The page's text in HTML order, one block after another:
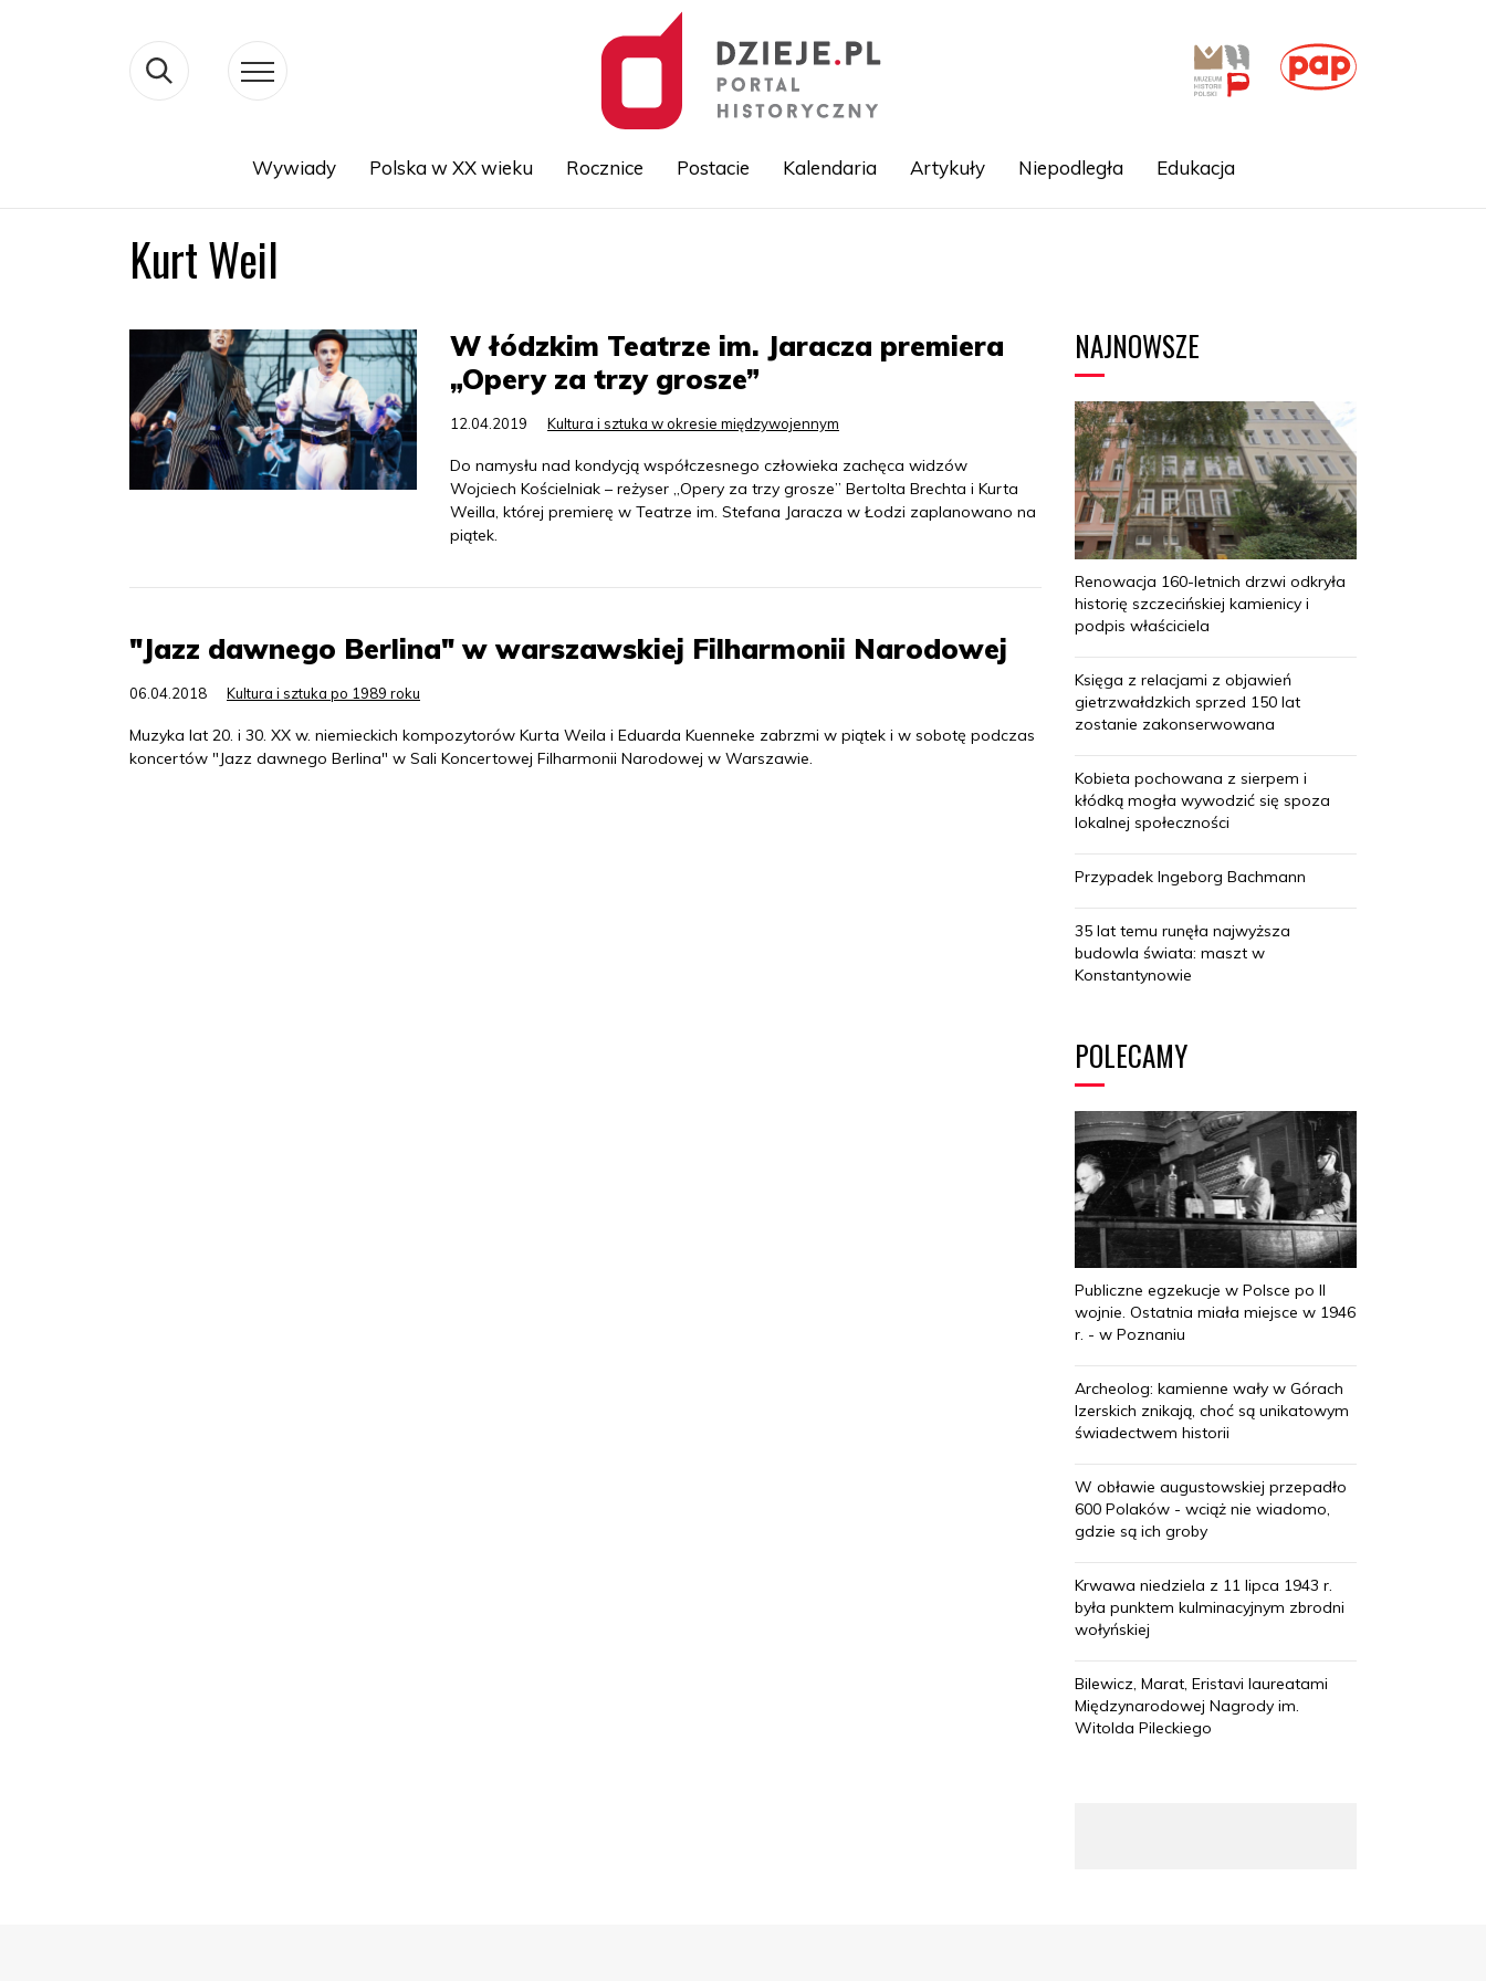
Wywiady Polska w XX wieku Rocznice Postacie Kalendaria Artykuły Niepodległa Edukacja
Kurt Weil
W łódzkim Teatrze im. Jaracza premiera
„Opery za trzy grosze”
12.04.2019 Kultura i sztuka w okresie międzywojennym
Do namysłu nad kondycją współczesnego człowieka zachęca widzów
Wojciech Kościelniak – reżyser „Opery za trzy grosze” Bertolta Brechta i Kurta
Weilla, której premierę w Teatrze im. Stefana Jaracza w Łodzi zaplanowano na
piątek.
"Jazz dawnego Berlina" w warszawskiej Filharmonii Narodowej
06.04.2018 Kultura i sztuka po 1989 roku
Muzyka lat 20. i 30. XX w. niemieckich kompozytorów Kurta Weila i Eduarda Kuenneke zabrzmi w piątek i w sobotę podczas
koncertów "Jazz dawnego Berlina" w Sali Koncertowej Filharmonii Narodowej w Warszawie.
NAJNOWSZE
Renowacja 160-letnich drzwi odkryła
historię szczecińskiej kamienicy i
podpis właściciela
Księga z relacjami z objawień
gietrzwałdzkich sprzed 150 lat
zostanie zakonserwowana
Kobieta pochowana z sierpem i
kłódką mogła wywodzić się spoza
lokalnej społeczności
Przypadek Ingeborg Bachmann
35 lat temu runęła najwyższa
budowla świata: maszt w
Konstantynowie
POLECAMY
Publiczne egzekucje w Polsce po II
wojnie. Ostatnia miała miejsce w 1946
r. - w Poznaniu
Archeolog: kamienne wały w Górach
Izerskich znikają, choć są unikatowym
świadectwem historii
W obławie augustowskiej przepadło
600 Polaków - wciąż nie wiadomo,
gdzie są ich groby
Krwawa niedziela z 11 lipca 1943 r.
była punktem kulminacyjnym zbrodni
wołyńskiej
Bilewicz, Marat, Eristavi laureatami
Międzynarodowej Nagrody im.
Witolda Pileckiego